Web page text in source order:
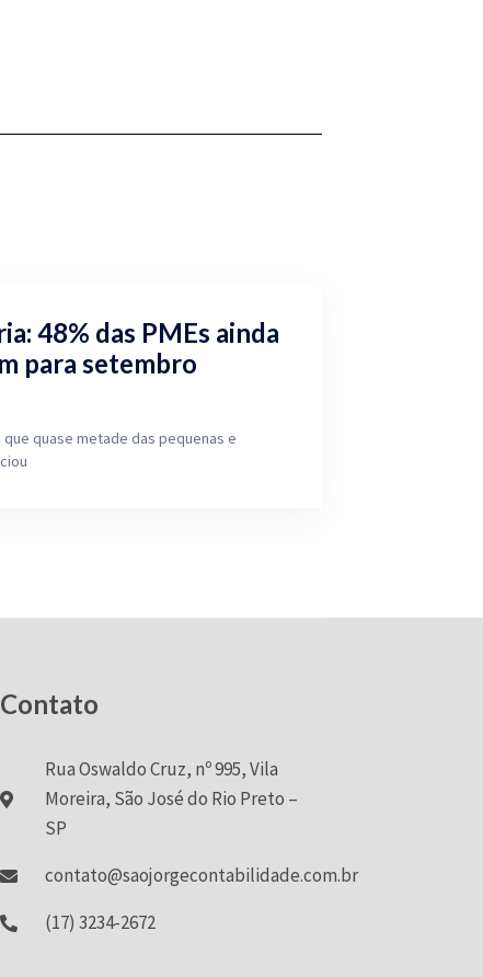
48% das PMEs ainda
para setembro
quase metade das pequenas e
Contato
Rua Oswaldo Cruz, nº 995, Vila
Moreira, São José do Rio Preto –
SP
contato@saojorgecontabilidade.com.br
(17) 3234-2672